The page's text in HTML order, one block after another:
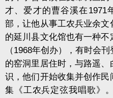
才、爱才的曹谷溪在 1971
部，让他从事工农兵业余
的延川县文化馆也有一种不
（1968年创办），有时会
的窑洞里居住时，与路遥
识，他们开始收集并创作
集《工农兵定弦我唱歌》